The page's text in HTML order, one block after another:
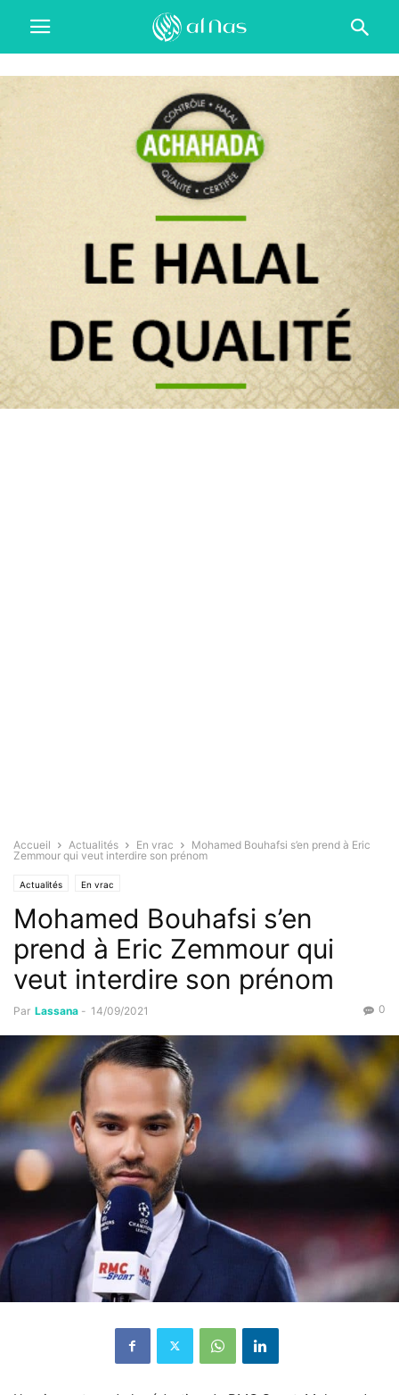
Accueil Actualités En vrac
Mohamed Bouhafsi s’en prend à Eric
Zemmour qui veut interdire son prénom
Actualités En vrac
Mohamed Bouhafsi s’en
prend à Eric Zemmour qui
veut interdire son prénom
Par Lassana - 14/09/2021 0